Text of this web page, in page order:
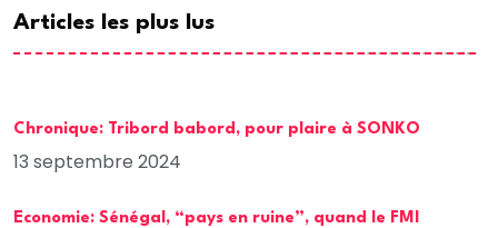
Articles les plus lus
Chronique: Tribord babord, pour plaire à SONKO
13 septembre 2024
Economie: Sénégal, “pays en ruine”, quand le FMI